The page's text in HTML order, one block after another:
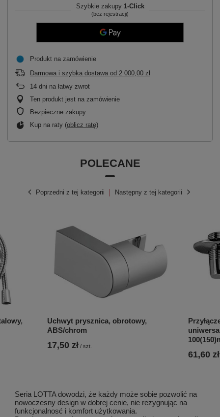
Szybkie zakupy 1-Click
(bez rejestracji)
Produkt na zamówienie
Darmowa i szybka dostawa od 2 000,00 zł
14 dni na łatwy zwrot
Ten produkt jest na zamówienie
Bezpieczne zakupy
Kup na raty (oblicz ratę)
POLECANE
Poprzedni z tej kategorii
Uchwyt prysznica, obrotowy,
ABS/chrom
17,50 zł / szt.
61,60 zł
Następny z tej kategorii
Seria LOTTA dowodzi, że każdy może sobie pozwolić na
nowoczesny design w dobrej cenie, nie rezygnując na
funkcjonalnosć i komfort użytkowania.